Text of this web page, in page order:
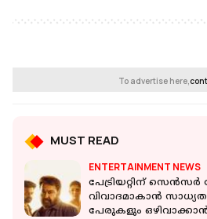
To advertise here,
MUST READ
ENTERTAINMENT NEWS
പേട്രിയറ്റിന് സെൻസർ
വിവാദമാകാൻ
പേരുകളും